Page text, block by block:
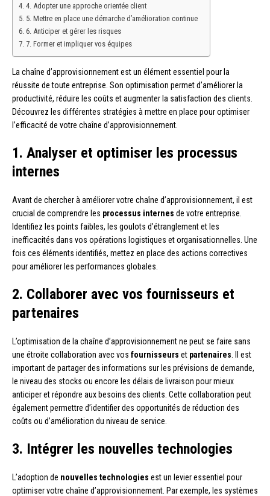
4. Adopter une approche orientée client
5. Mettre en place une démarche d’amélioration continue
6. Anticiper et gérer les risques
7. Former et impliquer vos équipes
La chaîne d’approvisionnement est un élément essentiel pour la
réussite de toute entreprise. Son optimisation permet d’améliorer la
productivité, réduire les coûts et augmenter la satisfaction des clients.
Découvrez les différentes stratégies à mettre en place pour optimiser
l’efficacité de votre chaîne d’approvisionnement.
1. Analyser et optimiser les processus
internes
Avant de chercher à améliorer votre chaîne d’approvisionnement, il est
crucial de comprendre les processus internes de votre entreprise.
Identifiez les points faibles, les goulots d’étranglement et les
inefficacités dans vos opérations logistiques et organisationnelles. Une
fois ces éléments identifiés, mettez en place des actions correctives
pour améliorer les performances globales.
2. Collaborer avec vos fournisseurs et
partenaires
L’optimisation de la chaîne d’approvisionnement ne peut se faire sans
une étroite collaboration avec vos fournisseurs et partenaires . Il est
important de partager des informations sur les prévisions de demande,
le niveau des stocks ou encore les délais de livraison pour mieux
anticiper et répondre aux besoins des clients. Cette collaboration peut
également permettre d’identifier des opportunités de réduction des
coûts ou d’amélioration du niveau de service.
3. Intégrer les nouvelles technologies
L’adoption de nouvelles technologies est un levier essentiel pour
optimiser votre chaîne d’approvisionnement. Par exemple, les systèmes